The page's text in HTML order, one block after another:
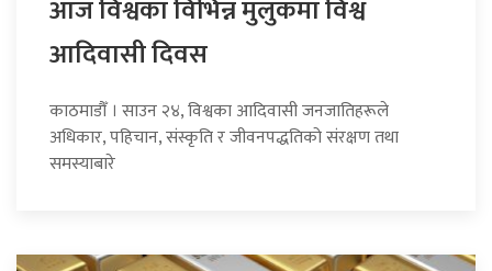
आज विश्वका विभिन्न मुलुकमा विश्व
आदिवासी दिवस
काठमाडौँ । साउन २४, विश्वका आदिवासी जनजातिहरूले
अधिकार, पहिचान, संस्कृति र जीवनपद्धतिको संरक्षण तथा
समस्याबारे